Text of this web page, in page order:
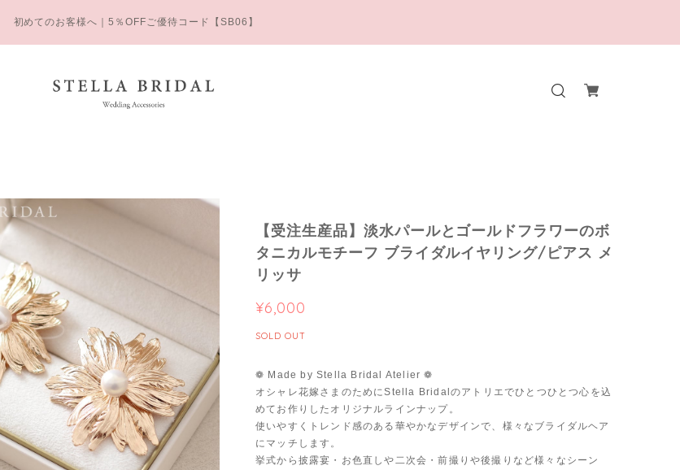
初めてのお客様へ｜5％OFFご優待コード【SB06】
【受注生産品】淡水パールとゴールドフラワーのボ
タニカルモチーフ ブライダルイヤリング/ピアス メ
リッサ
¥6,000
SOLD OUT
❁ Made by Stella Bridal Atelier ❁
オシャレ花嫁さまのためにStella Bridalのアトリエでひとつひとつ心を込
めてお作りしたオリジナルラインナップ。
使いやすくトレンド感のある華やかなデザインで、様々なブライダルヘア
にマッチします。
挙式から披露宴・お色直しや二次会・前撮りや後撮りなど様々なシーン